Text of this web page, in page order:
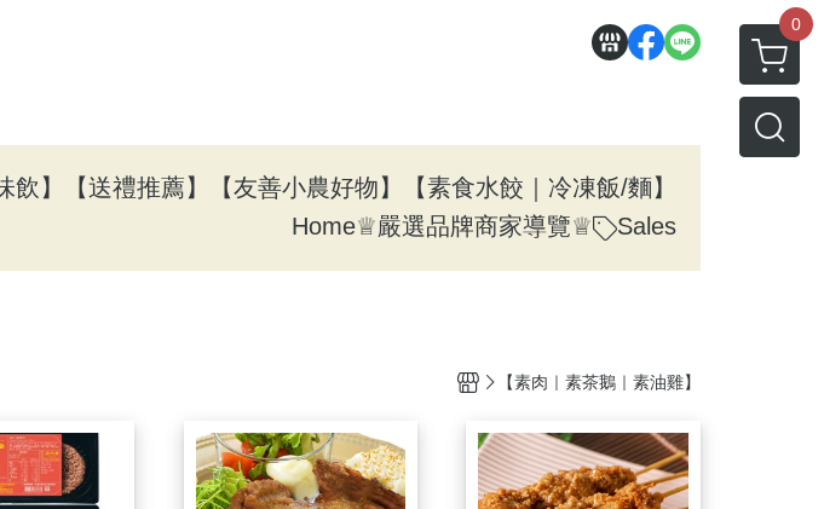
0
飲】 【送禮推薦】 【友善小農好物】
【素食水餃｜冷凍飯/麵】
Homeㅤ♕嚴選品牌商家導覽♕ Sales
【素肉｜素茶鵝｜素油雞】